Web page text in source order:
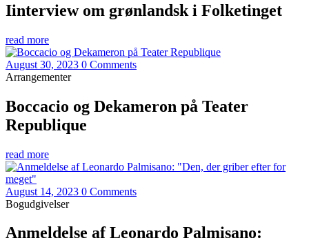
Iinterview om grønlandsk i Folketinget
read more
August 30, 2023 0 Comments
Arrangementer
Boccacio og Dekameron på Teater
Republique
read more
August 14, 2023 0 Comments
Bogudgivelser
Anmeldelse af Leonardo Palmisano: